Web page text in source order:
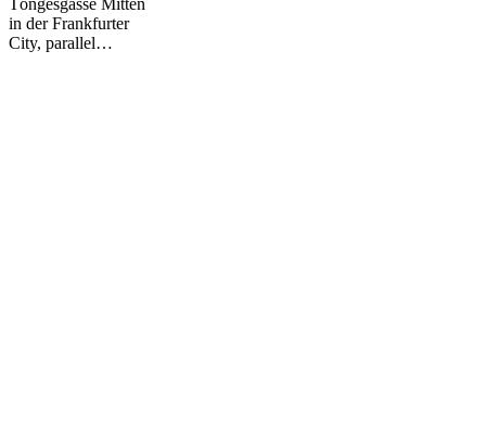
in der Frankfurter
City, parallel…